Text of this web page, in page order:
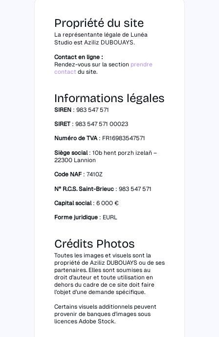
Propriété du site
La représentante légale de Lunéa
Studio est Aziliz DUBOUAYS.
Contact en ligne :
Rendez-vous sur la section prendre
contactdu site.
Informations légales
SIREN : 983 547 571
SIRET : 983 547 571 00023
Numéro de TVA: FR16983547571
Siège social: 10b hent porzh izelañ –
22300 Lannion
Code NAF : 7410Z
N° R.C.S. Saint-Brieuc : 983 547 571
Capital social: 6 000 €
Forme juridique : EURL
Crédits Photos
Toutes les images et visuels sont la
propriété de Aziliz DUBOUAYS ou de ses
partenaires. Elles sont soumises au
droit d’auteur et toute utilisation en
dehors du cadre de ce site doit faire
l’objet d’une demande spécifique.
Certains visuels additionnels peuvent
provenir de banques d’images sous
licences Adobe Stock.